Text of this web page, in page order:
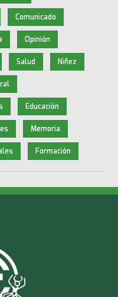
Comunicado
Opinión
Salud Niñez
Educación
Memoria
Formación